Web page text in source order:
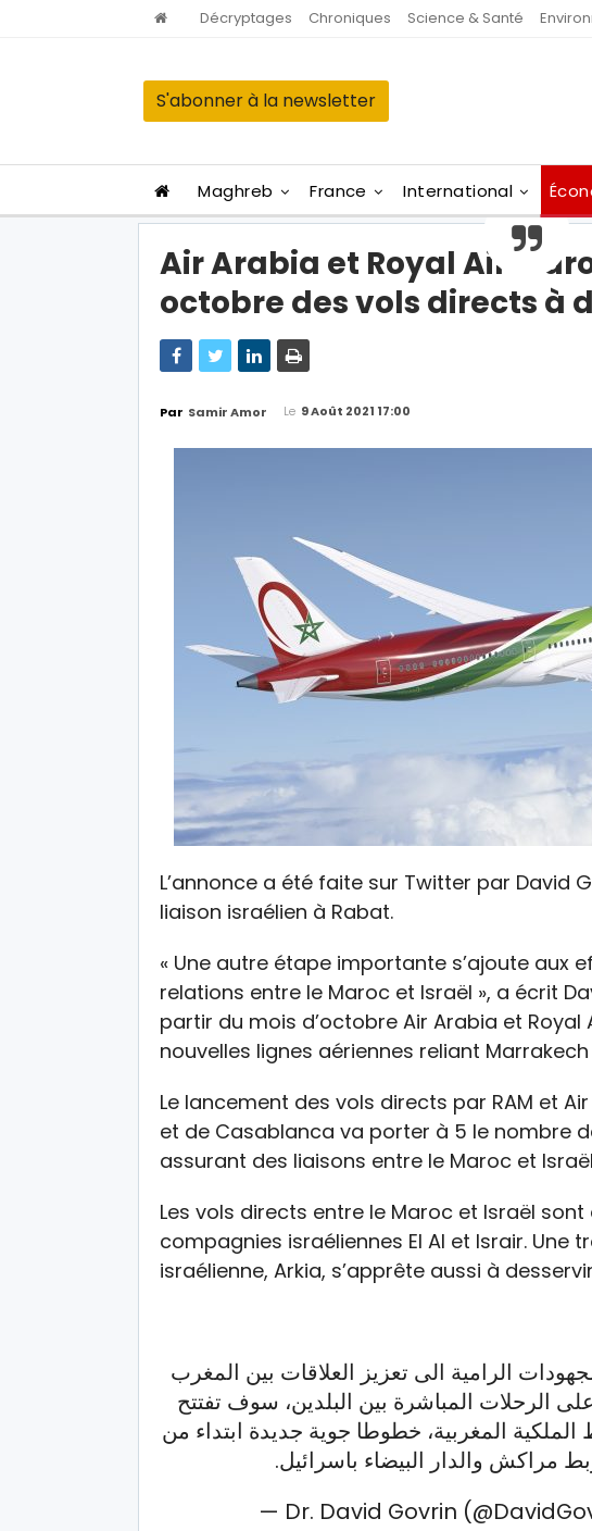
Décryptages Chroniques Science & Santé
S'abonner à la newsletter
Maghreb France International
Air Arabia et Royal Air
octobre des vols directs à
Par Samir Amor Le 9 Août 2021 17:00
L’annonce a été faite sur Twitter par David
liaison israélien à Rabat.
« Une autre étape importante s’ajoute aux
relations entre le Maroc et Israël », a écrit
partir du mois d’octobre Air Arabia et
nouvelles lignes aériennes reliant
Le lancement des vols directs par RAM et
et de Casablanca va porter à 5 le nombre
assurant des liaisons entre le Maroc et
Les vols directs entre le Maroc et Israël
compagnies israéliennes El Al et Israir. Une
israélienne, Arkia, s’apprête aussi à
الرامية الى تعزيز العلاقات بين المغرب
على الرحلات المباشرة بين البلدين، سوف تفتتح
المغربية، خطوطا جوية جديدة ابتداء من
مراكش والدار البيضاء باسرائيل.
— Dr. David Govrin